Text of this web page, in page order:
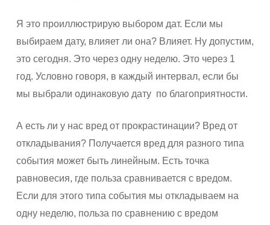
Я это проиллюстрирую выбором дат. Если мы
выбираем дату, влияет ли она? Влияет. Ну допустим,
это сегодня. Это через одну неделю. Это через 1
год. Условно говоря, в каждый интервал, если бы
мы выбрали одинаковую дату по благоприятности.
А есть ли у нас вред от прокрастинации? Вред от
откладывания? Получается вред для разного типа
события может быть линейным. Есть точка
равновесия, где польза сравнивается с вредом.
Если для этого типа события мы откладываем на
одну неделю, польза по сравнению с вредом